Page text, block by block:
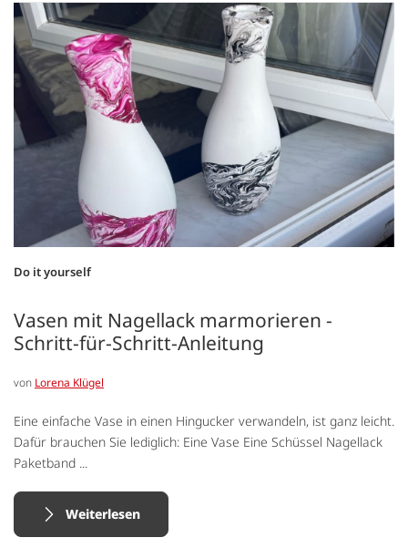
Do it yourself
Vasen mit Nagellack marmorieren -
Schritt-für-Schritt-Anleitung
von Lorena Klügel
Eine einfache Vase in einen Hingucker verwandeln, ist ganz leicht.
Dafür brauchen Sie lediglich: Eine Vase Eine Schüssel Nagellack
Paketband ...
Weiterlesen